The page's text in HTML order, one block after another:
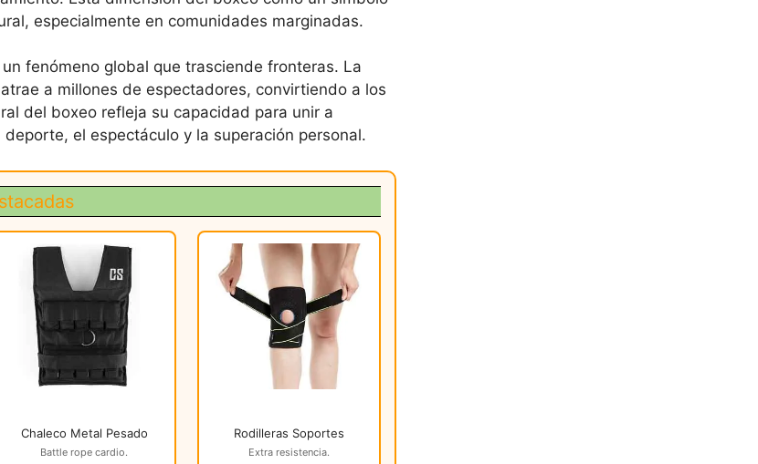
especialmente en comunidades marginadas.
fenómeno global que trasciende fronteras. La
a millones de espectadores, convirtiendo a los
del boxeo refleja su capacidad para unir a
el espectáculo y la superación personal.
Chaleco Metal Pesado
Battle rope cardio.
Rodilleras Soportes
Extra resistencia.